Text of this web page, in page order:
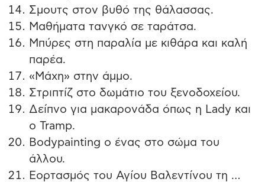
Σμουτς στον βυθό της θάλασσας.
Μαθήματα τανγκό σε ταράτσα.
Μπύρες στη παραλία με κιθάρα και καλή
παρέα.
«Μάχη» στην άμμο.
Στριπτίζ στο δωμάτιο του ξενοδοχείου.
Δείπνο για μακαρονάδα όπως η Lady και
ο Tramp.
Bodypainting o ένας στο σώμα του
άλλου.
Εορτασμός του Αγίου Βαλεντίνου τη …